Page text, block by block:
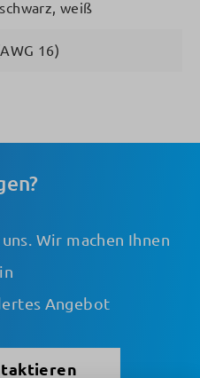
weiß
16)
Wir machen Ihnen
Angebot